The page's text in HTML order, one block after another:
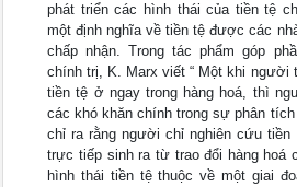
phát triển các hình thái của tiền tệ
một định nghĩa về tiền tệ được các
chấp nhận. Trong tác phẩm góp
chính trị, K. Marx viết “ Một khi người
tiền tệ ở ngay trong hàng hoá, thì
các khó khăn chính trong sự phân
chỉ ra rằng người chỉ nghiên cứu
trực tiếp sinh ra từ trao đổi hàng hoá
hình thái tiền tệ thuộc về một giai